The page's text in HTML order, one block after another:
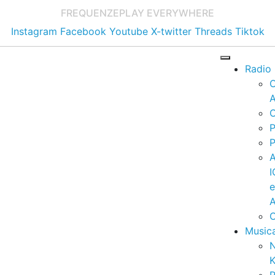
FREQUENZEPLAY EVERYWHERE
Instagram Facebook Youtube X-twitter Threads Tiktok
Radio
e